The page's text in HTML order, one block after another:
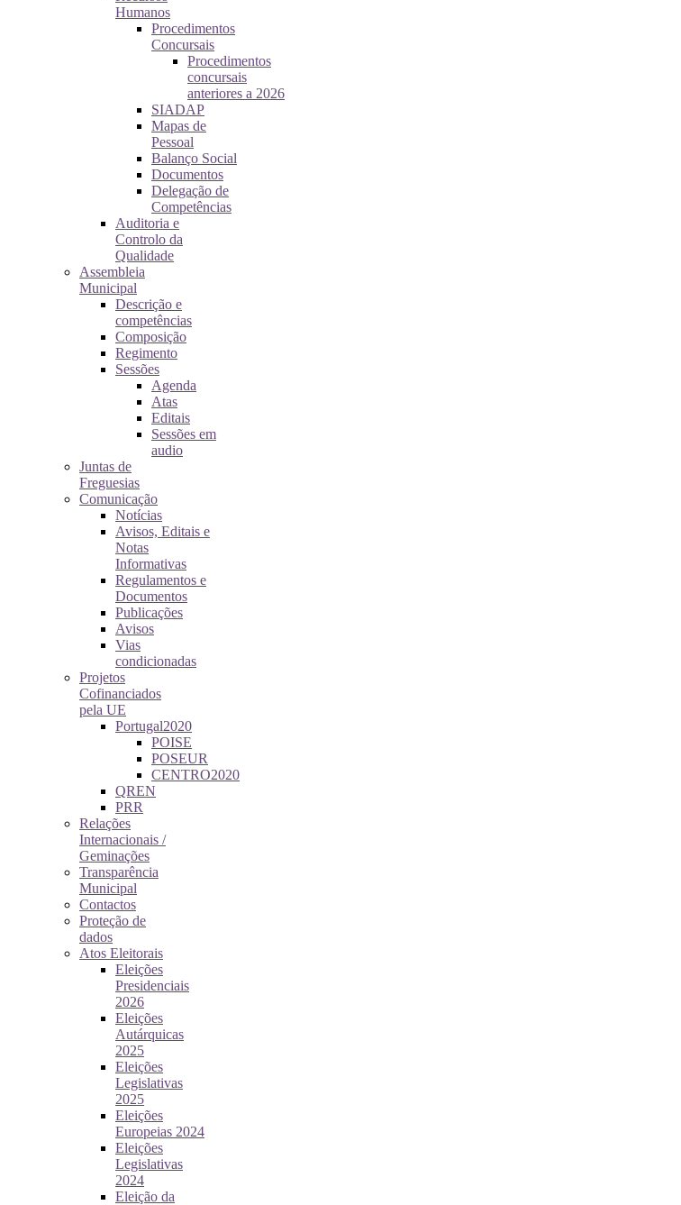
Humanos
Procedimentos
Concursais
Procedimentos
concursais
anteriores a 2026
SIADAP
Mapas de
Pessoal
Balanço Social
Documentos
Delegação de
Competências
Auditoria e
Controlo da
Qualidade
Assembleia
Municipal
Descrição e
competências
Composição
Regimento
Sessões
Agenda
Atas
Editais
Sessões em
audio
Juntas de
Freguesias
Comunicação
Notícias
Avisos, Editais e
Notas
Informativas
Regulamentos e
Documentos
Publicações
Avisos
Vias
condicionadas
Projetos
Cofinanciados
pela UE
Portugal2020
POISE
POSEUR
CENTRO2020
QREN
PRR
Relações
Internacionais /
Geminações
Transparência
Municipal
Contactos
Proteção de
dados
Atos Eleitorais
Eleições
Presidenciais
2026
Eleições
Autárquicas
2025
Eleições
Legislativas
2025
Eleições
Europeias 2024
Eleições
Legislativas
2024
Eleição da